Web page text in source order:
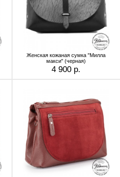
Женская кожаная сумка "Милла
макси" (черная)
4 900 р.